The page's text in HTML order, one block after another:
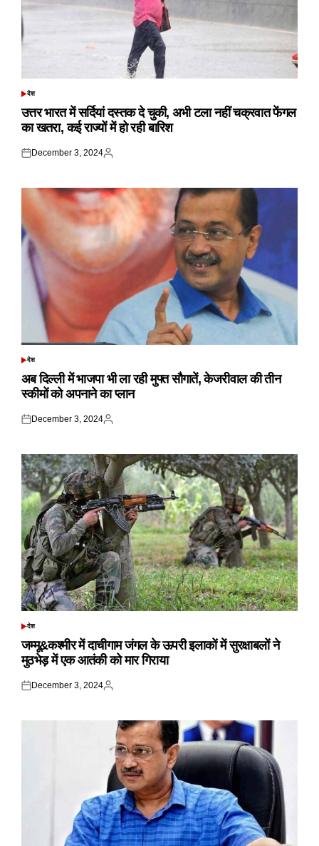
POSTED
देश
उत्तर भारत में सर्दियां दस्तक दे चुकी, अभी टला नहीं चक्रवात फेंगल
का खतरा, कई राज्यों में हो रही बारिश
Posted
December 3, 2024
Posted
POSTED
देश
अब दिल्ली में भाजपा भी ला रही मुफ्त सौगातें, केजरीवाल की तीन
स्कीमों को अपनाने का प्लान
Posted
December 3, 2024
Posted
POSTED
देश
जम्मू&कश्मीर में दाचीगाम जंगल के ऊपरी इलाकों में सुरक्षाबलों ने
मुठभेड़ में एक आतंकी को मार गिराया
Posted
December 3, 2024
Posted